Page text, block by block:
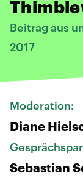
Beitrag aus
2017
Moderation:
Diane
Sebastian